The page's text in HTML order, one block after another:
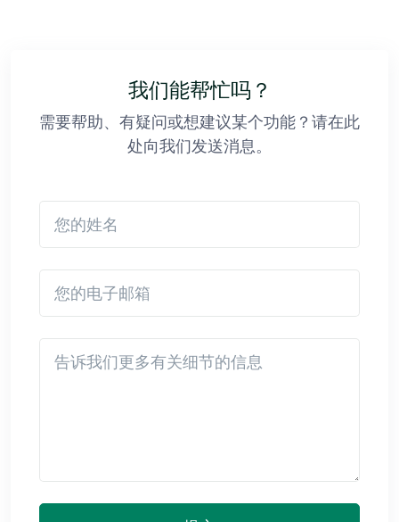
我们能帮忙吗？
需要帮助、有疑问或想建议某个功能？请在此
处向我们发送消息。